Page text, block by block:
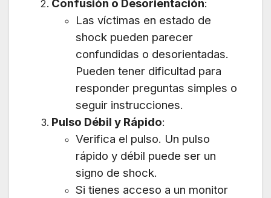
Confusión o Desorientación:
Las víctimas en estado de
shock pueden parecer
confundidas o desorientadas.
Pueden tener dificultad para
responder preguntas simples o
seguir instrucciones.
Pulso Débil y Rápido:
Verifica el pulso. Un pulso
rápido y débil puede ser un
signo de shock.
Si tienes acceso a un monitor